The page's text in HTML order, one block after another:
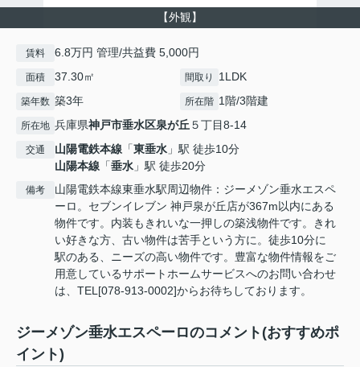
【外観】
賃料 6.8万円 管理/共益費 5,000円
面積 37.30㎡ 間取り 1LDK
築年数 築3年 所在階 1階/3階建
所在地 兵庫県神戸市垂水区泉が丘５丁目8‐14
交通 山陽電鉄本線 「東垂水 」駅 徒歩10分
山陽本線 「垂水 」駅 徒歩20分
備考
山陽電鉄本線東垂水駅周辺物件：ジーメゾン垂水エスペ
ーロ。セブンイレブン 神戸泉が丘店が367m以内にある
物件です。内装もきれいな一押しの築浅物件です。きれ
い好きな方、古い物件は苦手という方に。徒歩10分に
駅のある、ニーズの高い物件です。豊富な物件情報をご
用意しているサポートホームサービスへのお問い合わせ
は、TEL[078-913-0002]からお待ちしております。
ジーメゾン垂水エスペーロのコメント(おすすめポ
イント)